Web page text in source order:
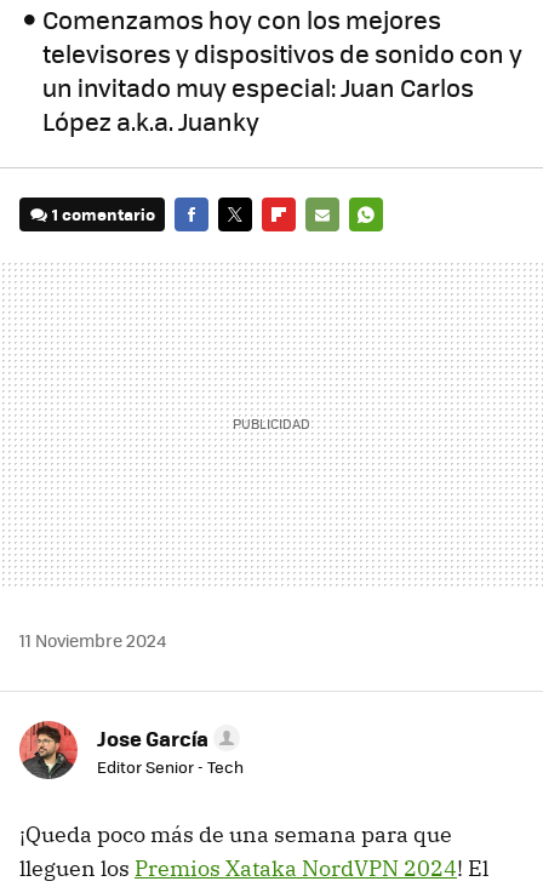
Comenzamos hoy con los mejores
televisores y dispositivos de sonido con y
un invitado muy especial: Juan Carlos
López a.k.a. Juanky
1 comentario
MAIL
11 Noviembre 2024
Jose García
Editor Senior - Tech
¡Queda poco más de una semana para que
lleguen los Premios Xataka NordVPN 2024! El